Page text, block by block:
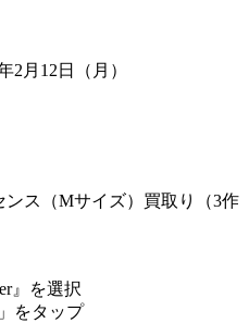
2月12日（月）
ンス（Mサイズ）買取り（3作
』を選択
をタップ